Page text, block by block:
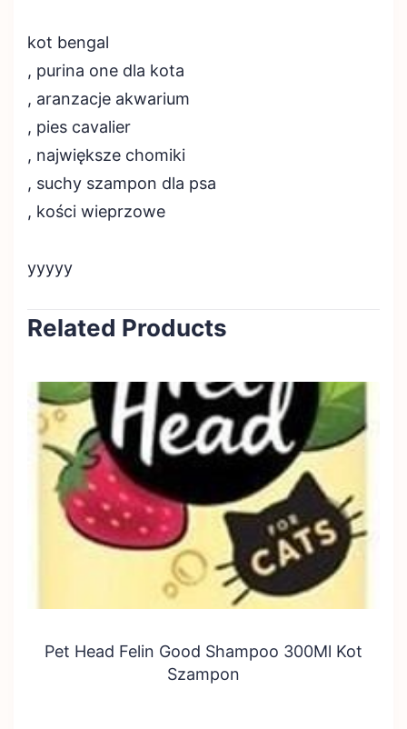
kot bengal
, purina one dla kota
, aranzacje akwarium
, pies cavalier
, największe chomiki
, suchy szampon dla psa
, kości wieprzowe
yyyyy
Related Products
Pet Head Felin Good Shampoo 300Ml Kot
Szampon